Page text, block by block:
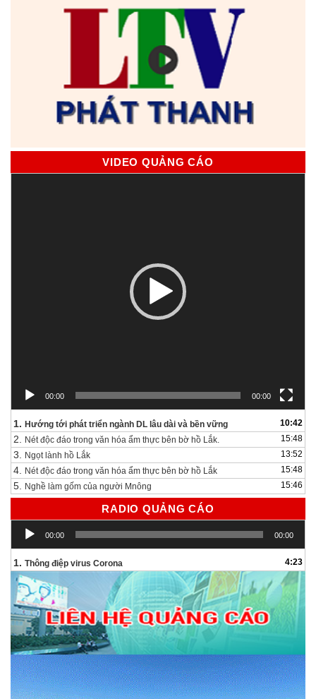
VIDEO QUẢNG CÁO
00:00 00:00
1. Hướng tới phát triển ngành DL lâu dài và bền vững 10:42
2. Nét độc đáo trong văn hóa ẩm thực bên bờ hồ Lắk. 15:48
3. Ngọt lành hồ Lắk 13:52
4. Nét độc đáo trong văn hóa ẩm thực bên bờ hồ Lắk 15:48
5. Nghề làm gốm của người Mnông 15:46
RADIO QUẢNG CÁO
Trình
chơi
Audio
00:00 00:00
1. Thông điệp virus Corona 4:23